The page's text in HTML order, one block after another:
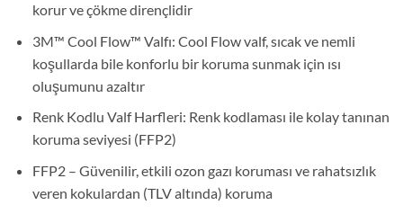
korur ve çökme dirençlidir
3M™ Cool Flow™ Valfı: Cool Flow valf, sıcak ve nemli
koşullarda bile konforlu bir koruma sunmak için ısı
oluşumunu azaltır
Renk Kodlu Valf Harfleri: Renk kodlaması ile kolay tanınan
koruma seviyesi (FFP2)
FFP2 – Güvenilir, etkili ozon gazı koruması ve rahatsızlık
veren kokulardan (TLV altında) koruma